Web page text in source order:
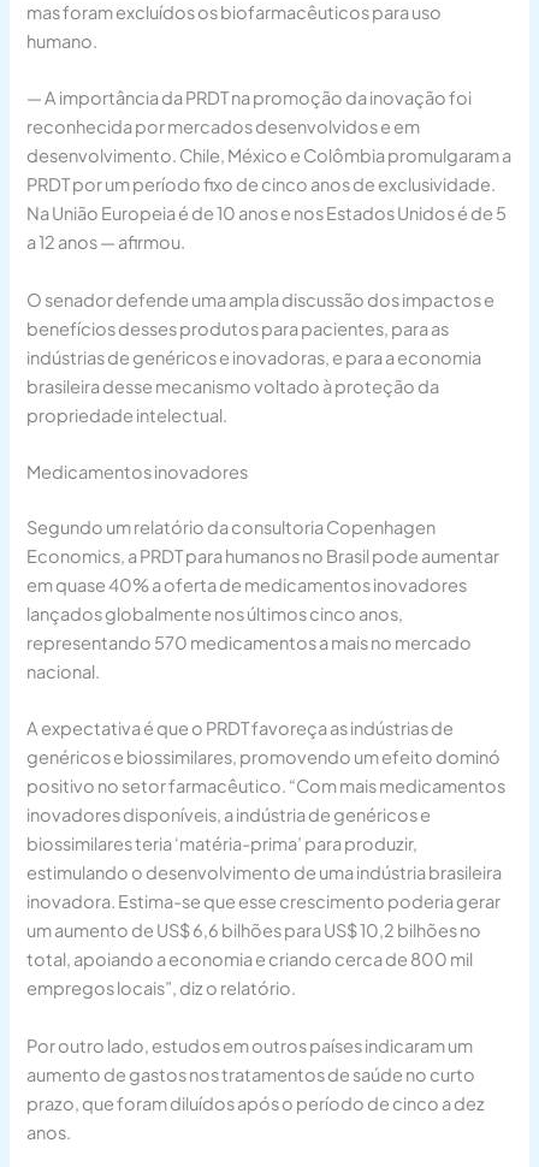
mas foram excluídos os biofarmacêuticos para uso
humano.
— A importância da PRDT na promoção da inovação foi
reconhecida por mercados desenvolvidos e em
desenvolvimento. Chile, México e Colômbia promulgaram a
PRDT por um período fixo de cinco anos de exclusividade.
Na União Europeia é de 10 anos e nos Estados Unidos é de 5
a 12 anos — afirmou.
O senador defende uma ampla discussão dos impactos e
benefícios desses produtos para pacientes, para as
indústrias de genéricos e inovadoras, e para a economia
brasileira desse mecanismo voltado à proteção da
propriedade intelectual.
Medicamentos inovadores
Segundo um relatório da consultoria Copenhagen
Economics, a PRDT para humanos no Brasil pode aumentar
em quase 40% a oferta de medicamentos inovadores
lançados globalmente nos últimos cinco anos,
representando 570 medicamentos a mais no mercado
nacional.
A expectativa é que o PRDT favoreça as indústrias de
genéricos e biossimilares, promovendo um efeito dominó
positivo no setor farmacêutico. “Com mais medicamentos
inovadores disponíveis, a indústria de genéricos e
biossimilares teria ‘matéria-prima’ para produzir,
estimulando o desenvolvimento de uma indústria brasileira
inovadora. Estima-se que esse crescimento poderia gerar
um aumento de US$ 6,6 bilhões para US$ 10,2 bilhões no
total, apoiando a economia e criando cerca de 800 mil
empregos locais”, diz o relatório.
Por outro lado, estudos em outros países indicaram um
aumento de gastos nos tratamentos de saúde no curto
prazo, que foram diluídos após o período de cinco a dez
anos.